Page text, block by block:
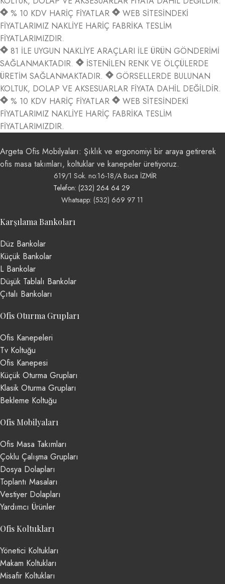
% 10 KDV HARİÇ FİYATLAR
WEB SİTESİNDEKİ
FİYATLARIMIZ NAKLİYE HARİÇ FABRİKA TESLİM
FİYATLARIMIZDIR.
81 İLE UYGUN NAKLİYE ARAÇLARI İLE ÜRÜN GÖNDERİMİ
SAĞLANMAKTADIR.
İSTENİLEN RENK VE ÖLÇÜLERDE
ÜRETİM SAĞLANMAKTADIR.
GÖRSELLERDE BULUNAN
KOLTUK, DOLAP VE AKSESUARLAR FİYATA DAHİL DEĞİLDİR.
% 10 KDV HARİÇ FİYATLAR
WEB SİTESİNDEKİ
FİYATLARIMIZ NAKLİYE HARİÇ FABRİKA TESLİM
FİYATLARIMIZDIR.
Argeta Ofis Mobilyaları: Şıklık ve ergonomiyi bir araya getirerek
ofis masa takımları, koltuklar ve kanepeler üretiyoruz.
619/1 Sok. no:16-18/A Buca İZMİR
Telefon: (232) 264 64 29
Whatsapp: (532) 669 97 11
Karşılama Bankoları
Düz Bankolar
Küçük Bankolar
L Bankolar
Düşük Tablalı Bankolar
Çıtalı Bankoları
Ofis Oturma Grupları
Ofis Kanepeleri
Tv Koltuğu
Ofis Kanepesi
Küçük Oturma Grupları
Klasik Oturma Grupları
Bekleme Koltuğu
Ofis Mobilyaları
Ofis Masa Takımları
Çoklu Çalışma Grupları
Dosya Dolapları
Toplantı Masaları
Vestiyer Dolapları
Yardımcı Ürünler
Ofis Koltukları
Yönetici Koltukları
Makam Koltukları
Misafir Koltukları